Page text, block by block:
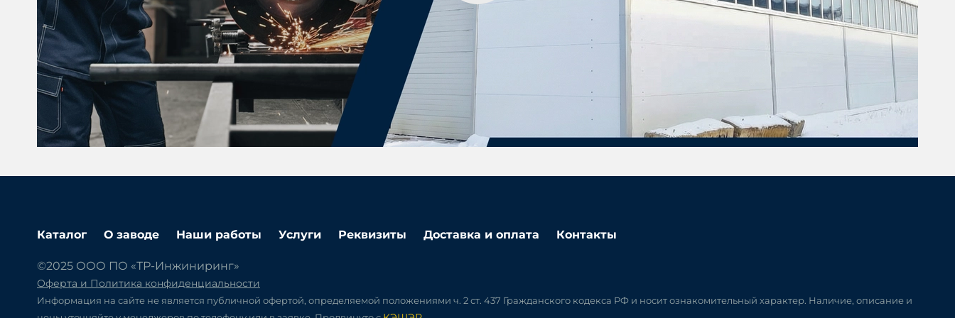
Каталог О заводе Наши работы Услуги Реквизиты Доставка и оплата Контакты
©2025 ООО ПО «ТР-Инжиниринг»
Оферта и Политика конфиденциальности
Информация на сайте не является публичной офертой, определяемой положениями ч. 2 ст. 437 Гражданского кодекса РФ и носит ознакомительный характер. Наличие, описание и